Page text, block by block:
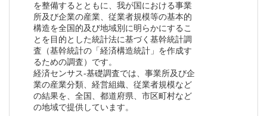
を整備するとともに、我が国における事業
所及び企業の産業、従業者規模等の基本的
構造を全国的及び地域別に明らかにするこ
とを目的とした統計法に基づく基幹統計調
査（基幹統計の「経済構造統計」を作成す
るための調査）です。
経済センサス‐基礎調査では、事業所及び企
業の産業分類、経営組織、従業者規模など
の結果を、全国、都道府県、市区町村など
の地域で提供しています。